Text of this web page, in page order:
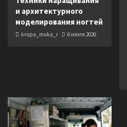
и архитектурного
моделирования ногтей
krupa_muka_r 6 июля 2026